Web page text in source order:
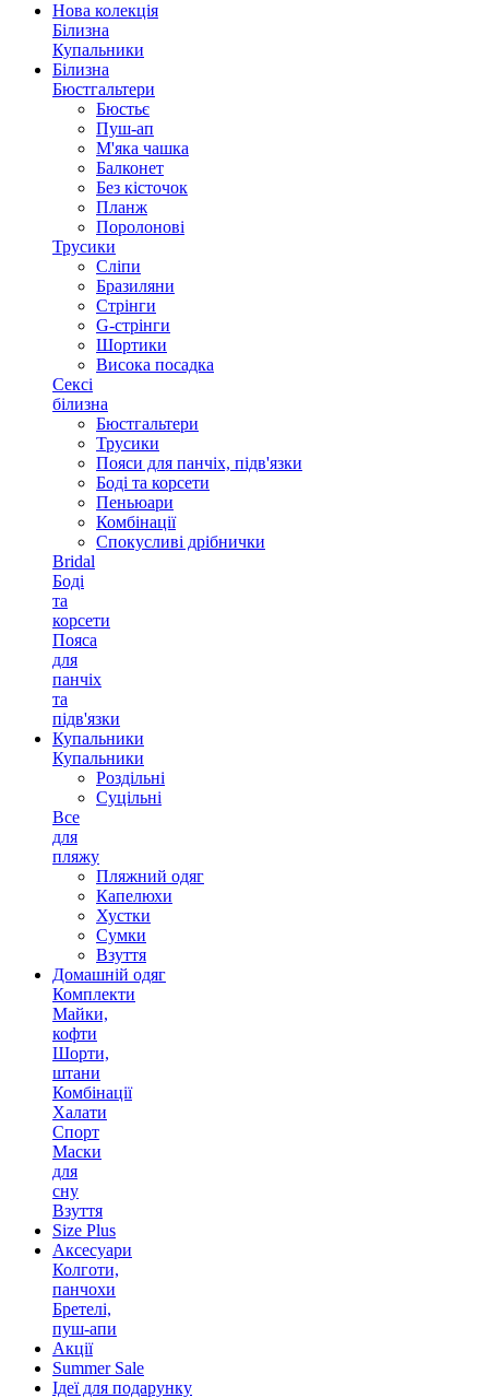
Нова колекція
Білизна
Купальники
Білизна
Бюстгальтери
Бюстьє
Пуш-ап
М'яка чашка
Балконет
Без кісточок
Планж
Поролонові
Трусики
Сліпи
Бразиляни
Стрінги
G-стрінги
Шортики
Висока посадка
Сексі
білизна
Бюстгальтери
Трусики
Пояси для панчіх, підв'язки
Боді та корсети
Пеньюари
Комбінації
Спокусливі дрібнички
Bridal
Боді
та
корсети
Пояса
для
панчіх
та
підв'язки
Купальники
Купальники
Роздільні
Суцільні
Все
для
пляжу
Пляжний одяг
Капелюхи
Хустки
Сумки
Взуття
Домашній одяг
Комплекти
Майки,
кофти
Шорти,
штани
Комбінації
Халати
Спорт
Маски
для
сну
Взуття
Size Plus
Аксесуари
Колготи,
панчохи
Бретелі,
пуш-апи
Акції
Summer Sale
Ідеї для подарунку